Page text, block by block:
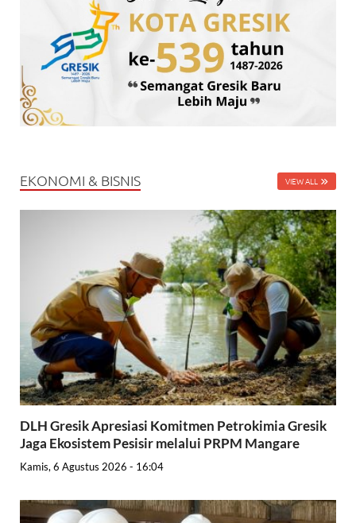
EKONOMI & BISNIS VIEW ALL
DLH Gresik Apresiasi Komitmen Petrokimia Gresik
Jaga Ekosistem Pesisir melalui PRPM Mangare
Kamis, 6 Agustus 2026 - 16:04